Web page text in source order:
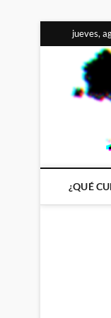
al
contenido
jueves,
¿QUÉ